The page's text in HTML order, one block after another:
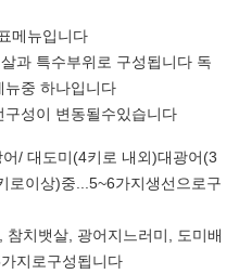
메뉴입니다
과 특수부위로 구성됩니다 독
뉴중 하나입니다
성이 변동될수있습니다
/ 대도미(4키로 내외)대광어(3
로이상)중...5~6가지생선으로구
치뱃살, 광어지느러미, 도미배
지로구성됩니다